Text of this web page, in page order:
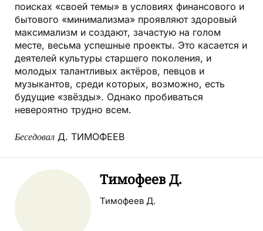
поисках «своей темы» в условиях финансового и
бытового «минимализма» проявляют здоровый
максимализм и создают, зачастую на голом
месте, весьма успешные проекты. Это касается и
деятелей культуры старшего поколения, и
молодых талантливых актёров, певцов и
музыкантов, среди которых, возможно, есть
будущие «звёзды». Однако пробиваться
невероятно трудно всем.
Беседовал Д. ТИМОФЕЕВ
Тимофеев Д.
Тимофеев Д.